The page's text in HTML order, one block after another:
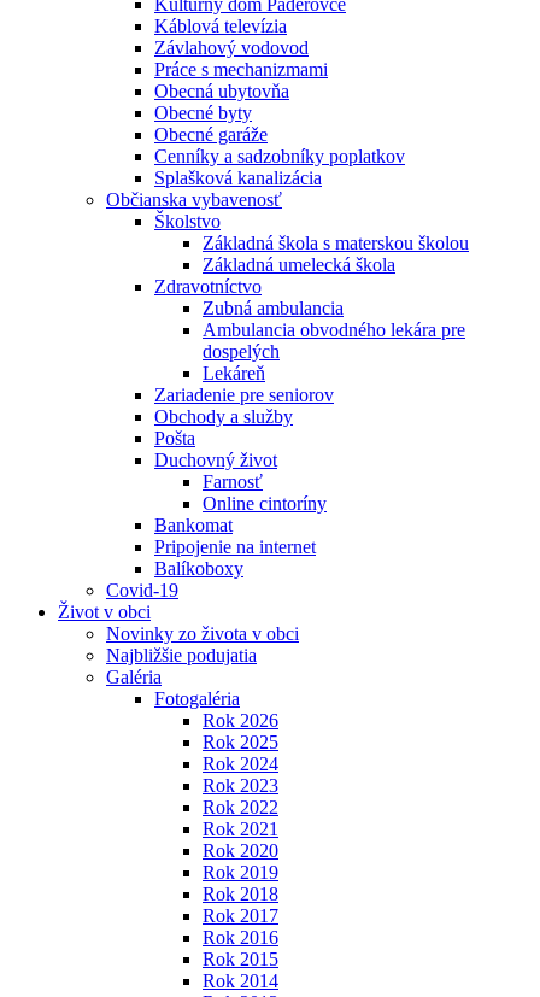
Kultúrny dom Paderovce
Káblová televízia
Závlahový vodovod
Práce s mechanizmami
Obecná ubytovňa
Obecné byty
Obecné garáže
Cenníky a sadzobníky poplatkov
Splašková kanalizácia
Občianska vybavenosť
Školstvo
Základná škola s materskou školou
Základná umelecká škola
Zdravotníctvo
Zubná ambulancia
Ambulancia obvodného lekára pre
dospelých
Lekáreň
Zariadenie pre seniorov
Obchody a služby
Pošta
Duchovný život
Farnosť
Online cintoríny
Bankomat
Pripojenie na internet
Balíkoboxy
Covid-19
Život v obci
Novinky zo života v obci
Najbližšie podujatia
Galéria
Fotogaléria
Rok 2026
Rok 2025
Rok 2024
Rok 2023
Rok 2022
Rok 2021
Rok 2020
Rok 2019
Rok 2018
Rok 2017
Rok 2016
Rok 2015
Rok 2014